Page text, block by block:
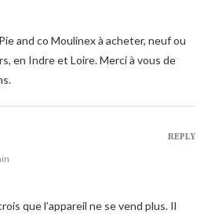
and co Moulinex à acheter, neuf ou
en Indre et Loire. Merci à vous de
que l’appareil ne se vend plus. Il
REPLY